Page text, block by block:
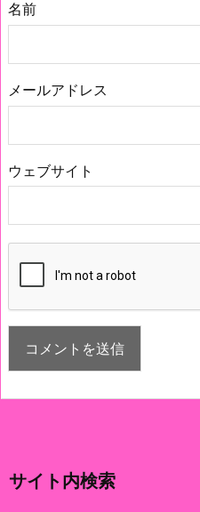
名前
メールアドレス
ウェブサイト
サイト内検索